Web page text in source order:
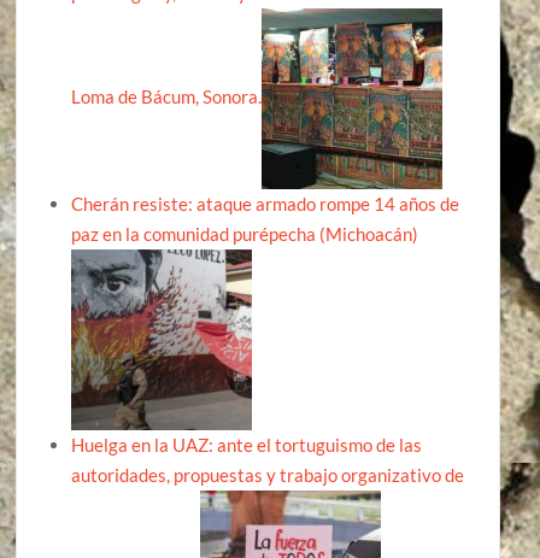
Loma de Bácum, Sonora.
Cherán resiste: ataque armado rompe 14 años de
paz en la comunidad purépecha (Michoacán)
Huelga en la UAZ: ante el tortuguismo de las
autoridades, propuestas y trabajo organizativo de